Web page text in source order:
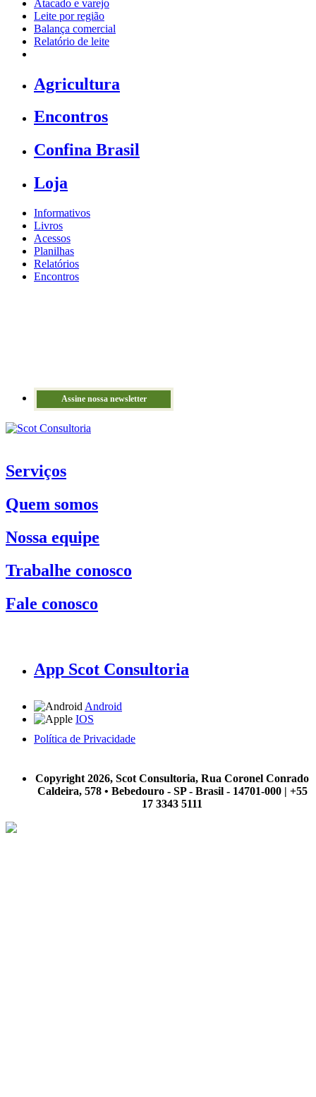
Atacado e varejo
Leite por região
Balança comercial
Relatório de leite
Agricultura
Encontros
Confina Brasil
Loja
Informativos
Livros
Acessos
Planilhas
Relatórios
Encontros
Assine nossa newsletter
Serviços
Quem somos
Nossa equipe
Trabalhe conosco
Fale conosco
App Scot Consultoria
Android
IOS
Política de Privacidade
Copyright 2026, Scot Consultoria, Rua Coronel Conrado
Caldeira, 578 • Bebedouro - SP - Brasil - 14701-000 | +55
17 3343 5111